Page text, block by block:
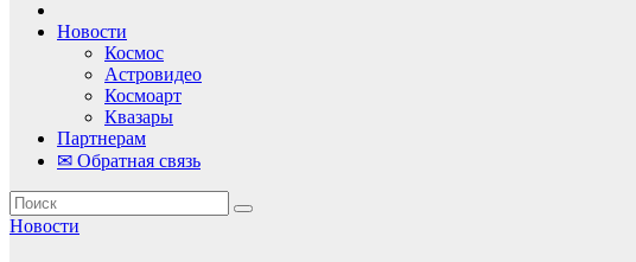
Новости
Космос
Астровидео
Космоарт
Квазары
Партнерам
✉ Обратная связь
Новости